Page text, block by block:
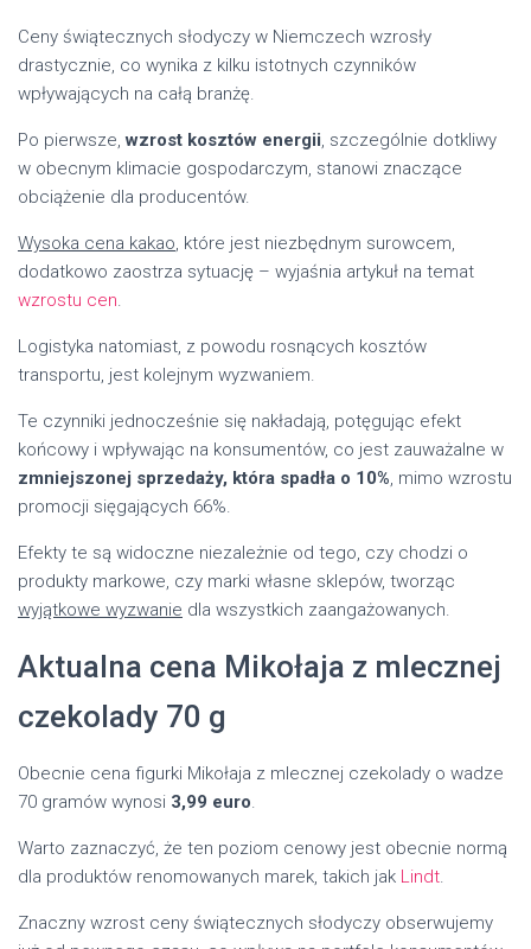
Ceny świątecznych słodyczy w Niemczech wzrosły
drastycznie, co wynika z kilku istotnych czynników
wpływających na całą branżę.
Po pierwsze,wzrost kosztów energii, szczególnie dotkliwy
w obecnym klimacie gospodarczym, stanowi znaczące
obciążenie dla producentów.
Wysoka cena kakao, które jest niezbędnym surowcem,
dodatkowo zaostrza sytuację – wyjaśnia artykuł na temat
wzrostu cen.
Logistyka natomiast, z powodu rosnących kosztów
transportu, jest kolejnym wyzwaniem.
Te czynniki jednocześnie się nakładają, potęgując efekt
końcowy i wpływając na konsumentów, co jest zauważalne w
zmniejszonej sprzedaży, która spadła o 10%, mimo wzrostu
promocji sięgających 66%.
Efekty te są widoczne niezależnie od tego, czy chodzi o
produkty markowe, czy marki własne sklepów, tworząc
wyjątkowe wyzwanie dla wszystkich zaangażowanych.
Aktualna cena Mikołaja z mlecznej
czekolady 70 g
Obecnie cena figurki Mikołaja z mlecznej czekolady o wadze
70 gramów wynosi 3,99 euro.
Warto zaznaczyć, że ten poziom cenowy jest obecnie normą
dla produktów renomowanych marek, takich jak Lindt.
Znaczny wzrost ceny świątecznych słodyczy obserwujemy